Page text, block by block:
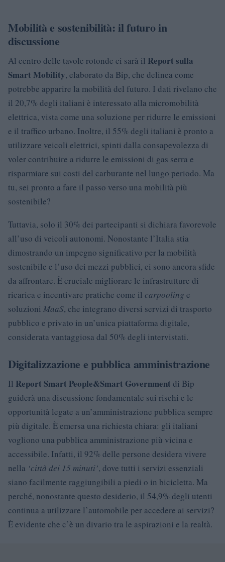
Mobilità e sostenibilità: il futuro in
discussione
Al centro delle tavole rotonde ci sarà il Report sulla
Smart Mobility, elaborato da Bip, che delinea come
potrebbe apparire la mobilità del futuro. I dati rivelano che
il 20,7% degli italiani è interessato alla micromobilità
elettrica, vista come una soluzione per ridurre le emissioni
e il traffico urbano. Inoltre, il 55% degli italiani è pronto a
utilizzare veicoli elettrici, spinti dalla consapevolezza di
voler contribuire a ridurre le emissioni di gas serra e
risparmiare sui costi del carburante nel lungo periodo. Ma
tu, sei pronto a fare il passo verso una mobilità più
sostenibile?
Tuttavia, solo il 30% dei partecipanti si dichiara favorevole
all’uso di veicoli autonomi. Nonostante l’Italia stia
dimostrando un impegno significativo per la mobilità
sostenibile e l’uso dei mezzi pubblici, ci sono ancora sfide
da affrontare. È cruciale migliorare le infrastrutture di
ricarica e incentivare pratiche come il carpooling e
soluzioni MaaS, che integrano diversi servizi di trasporto
pubblico e privato in un’unica piattaforma digitale,
considerata vantaggiosa dal 50% degli intervistati.
Digitalizzazione e pubblica amministrazione
Il Report Smart People&Smart Government di Bip
guiderà una discussione fondamentale sui rischi e le
opportunità legate a un’amministrazione pubblica sempre
più digitale. È emersa una richiesta chiara: gli italiani
vogliono una pubblica amministrazione più vicina e
accessibile. Infatti, il 92% delle persone desidera vivere
nella ‘città dei 15 minuti’, dove tutti i servizi essenziali
siano facilmente raggiungibili a piedi o in bicicletta. Ma
perché, nonostante questo desiderio, il 54,9% degli utenti
continua a utilizzare l’automobile per accedere ai servizi?
È evidente che c’è un divario tra le aspirazioni e la realtà.